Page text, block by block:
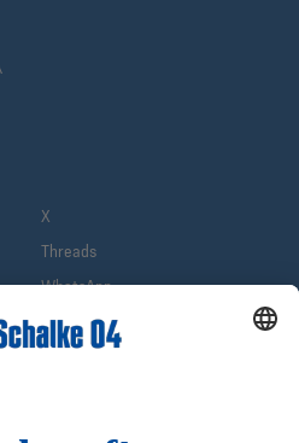
X
Threads
WhatsApp
Sina Weibo